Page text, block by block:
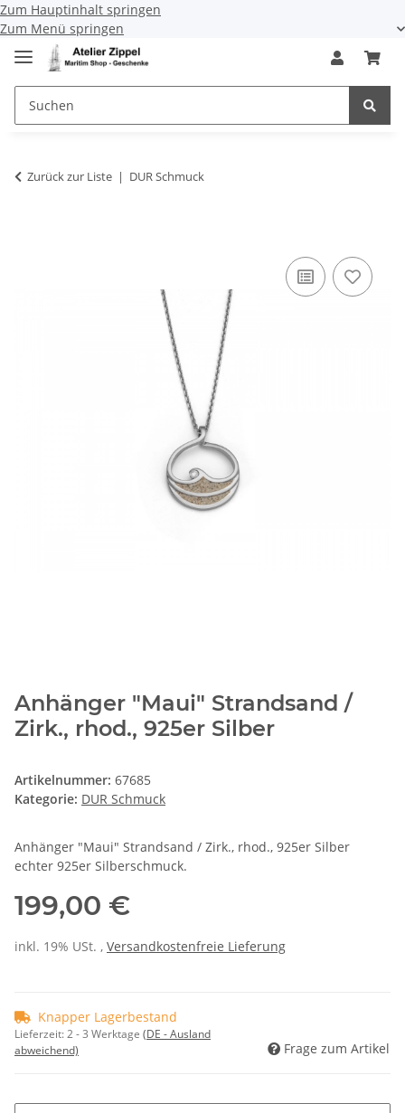
Zum Hauptinhalt springen
Zum Menü springen
Zurück zur Liste DUR Schmuck
Anhänger "Maui" Strandsand /
Zirk., rhod., 925er Silber
Artikelnummer: 67685
Kategorie: DUR Schmuck
Anhänger "Maui" Strandsand / Zirk., rhod., 925er Silber
echter 925er Silberschmuck.
199,00 €
inkl. 19% USt. , Versandkostenfreie Lieferung
Knapper Lagerbestand
Lieferzeit:2 - 3 Werktage (DE - Ausland
abweichend)
Frage zum Artikel